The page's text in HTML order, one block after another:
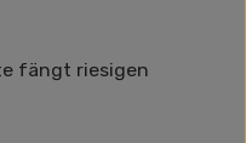
Bereich arbeiten